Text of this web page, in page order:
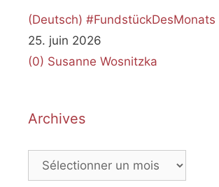
(Deutsch)
25. juin 2026
(0) Susanne Wosnitzka
Archives
Archives